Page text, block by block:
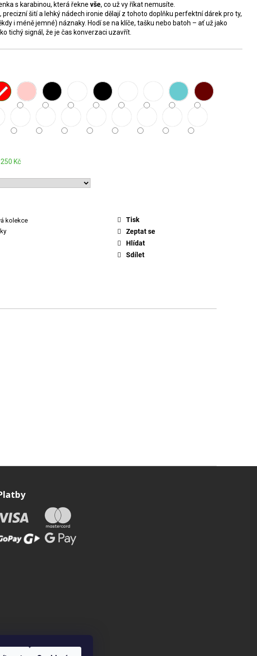
s karabinou, která řekne vše, co už vy říkat nemusíte.
precizní šití a lehký nádech ironie dělají z tohoto doplňku perfektní dárek pro ty,
i méně jemné) náznaky. Hodí se na klíče, tašku nebo batoh – ať už jako
tichý signál, že je čas konverzaci uzavřít.
kolekce
Tisk
Zeptat se
Hlídat
Sdílet